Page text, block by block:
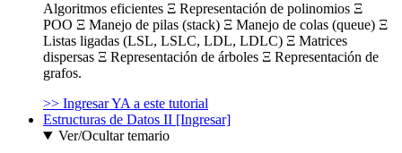
Algoritmos eficientes Ξ Representación de polinomios Ξ
POO Ξ Manejo de pilas (stack) Ξ Manejo de colas (queue) Ξ
Listas ligadas (LSL, LSLC, LDL, LDLC) Ξ Matrices
dispersas Ξ Representación de árboles Ξ Representación de
grafos.
>> Ingresar YA a este tutorial
Estructuras de Datos II [Ingresar]
Ver/Ocultar temario